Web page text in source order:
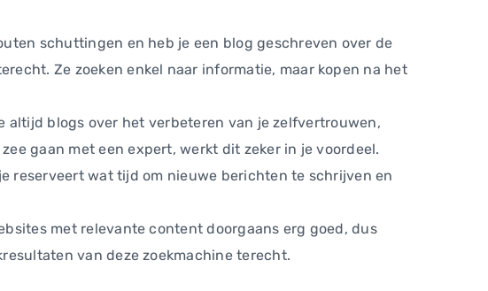
schuttingen en heb je een blog geschreven over de
Ze zoeken enkel naar informatie, maar kopen na het
blogs over het verbeteren van je zelfvertrouwen,
gaan met een expert, werkt dit zeker in je voordeel.
reserveert wat tijd om nieuwe berichten te schrijven en
met relevante content doorgaans erg goed, dus
van deze zoekmachine terecht.